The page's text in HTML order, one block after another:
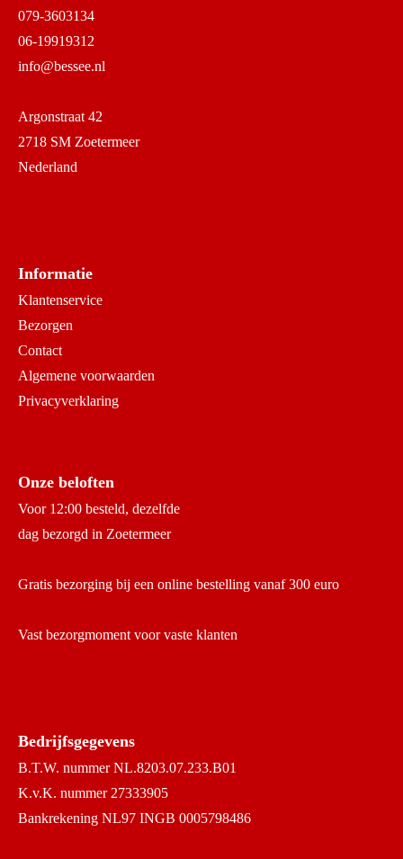
079-3603134
06-19919312
info@bessee.nl
Argonstraat 42
2718 SM Zoetermeer
Nederland
Informatie
Klantenservice
Bezorgen
Contact
Algemene voorwaarden
Privacyverklaring
Onze beloften
Voor 12:00 besteld, dezelfde
dag bezorgd in Zoetermeer
Gratis bezorging bij een online bestelling vanaf 300 euro
Vast bezorgmoment voor vaste klanten
Bedrijfsgegevens
B.T.W. nummer NL.8203.07.233.B01
K.v.K. nummer 27333905
Bankrekening NL97 INGB 0005798486